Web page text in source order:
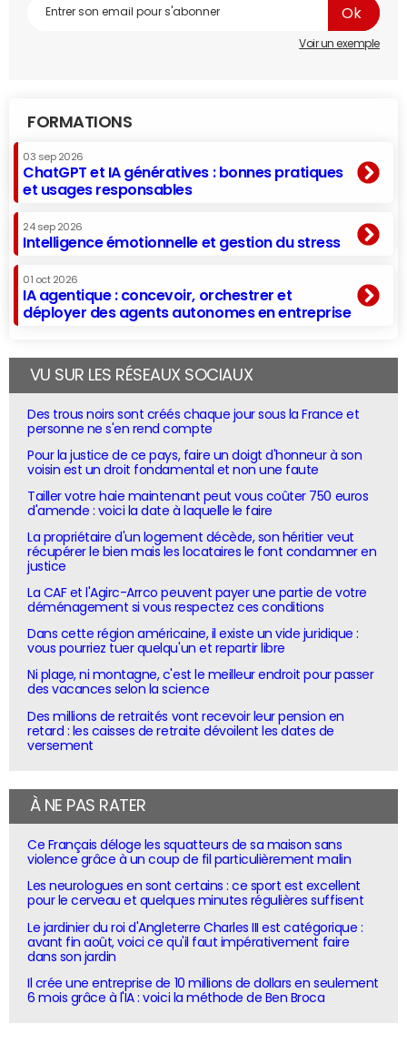
Voir un exemple
FORMATIONS
03 sep 2026
ChatGPT et IA génératives : bonnes pratiques
et usages responsables
24 sep 2026
Intelligence émotionnelle et gestion du stress
01 oct 2026
IA agentique : concevoir, orchestrer et
déployer des agents autonomes en entreprise
VU SUR LES RÉSEAUX SOCIAUX
Des trous noirs sont créés chaque jour sous la France et
personne ne s'en rend compte
Pour la justice de ce pays, faire un doigt d'honneur à son
voisin est un droit fondamental et non une faute
Tailler votre haie maintenant peut vous coûter 750 euros
d'amende : voici la date à laquelle le faire
La propriétaire d'un logement décède, son héritier veut
récupérer le bien mais les locataires le font condamner en
justice
La CAF et l'Agirc-Arrco peuvent payer une partie de votre
déménagement si vous respectez ces conditions
Dans cette région américaine, il existe un vide juridique :
vous pourriez tuer quelqu'un et repartir libre
Ni plage, ni montagne, c'est le meilleur endroit pour passer
des vacances selon la science
Des millions de retraités vont recevoir leur pension en
retard : les caisses de retraite dévoilent les dates de
versement
À NE PAS RATER
Ce Français déloge les squatteurs de sa maison sans
violence grâce à un coup de fil particulièrement malin
Les neurologues en sont certains : ce sport est excellent
pour le cerveau et quelques minutes régulières suffisent
Le jardinier du roi d'Angleterre Charles III est catégorique :
avant fin août, voici ce qu'il faut impérativement faire
dans son jardin
Il crée une entreprise de 10 millions de dollars en seulement
6 mois grâce à l'IA : voici la méthode de Ben Broca